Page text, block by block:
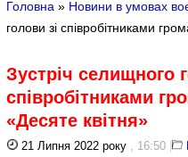
Головна » Новини в умовах
голови зі співробітниками
Зустріч селищного
співробітниками
«Десяте квітня»
21 Липня 2022 року , 16:50 |